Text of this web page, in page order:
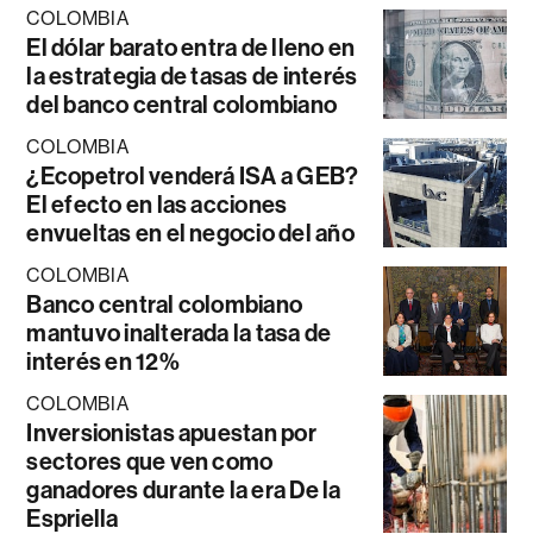
COLOMBIA
El dólar barato entra de lleno en
la estrategia de tasas de interés
del banco central colombiano
COLOMBIA
¿Ecopetrol venderá ISA a GEB?
El efecto en las acciones
envueltas en el negocio del año
COLOMBIA
Banco central colombiano
mantuvo inalterada la tasa de
interés en 12%
COLOMBIA
Inversionistas apuestan por
sectores que ven como
ganadores durante la era De la
Espriella